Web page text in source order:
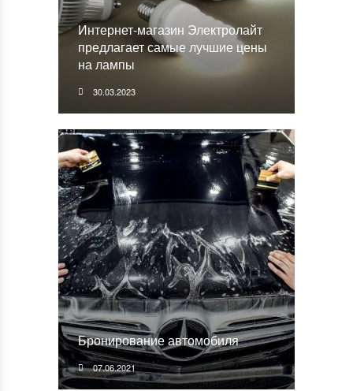
Интернет-магазин Электролайт
предлагает самые лучшие цены
на лампы
30.03.2023
Бронирование автомобиля
07.06.2021